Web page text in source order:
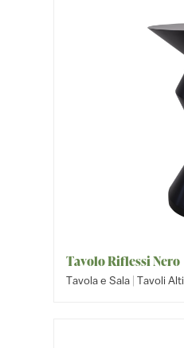
Tavolo Riflessi Nero
Tavola e Sala | Tavoli Alti